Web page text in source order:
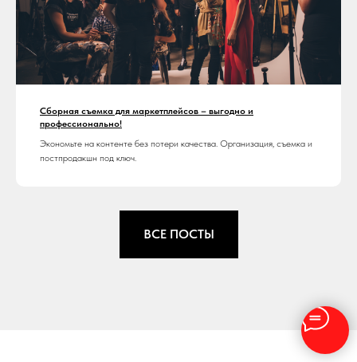
Сборная съемка для маркетплейсов – выгодно и
профессионально!
Экономьте на контенте без потери качества. Организация, съемка и
постпродакшн под ключ.
ВСЕ ПОСТЫ